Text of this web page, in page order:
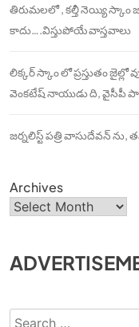
తిరుమలలో , కల్తీ నెయ్యి స్కాం
కాదు….విస్తుపోయే వాస్తవాలు
లిక్కర్ స్కాం లో ప్రస్తుతం
వెంకటేష్ నాయుడు ది, వైసీపీ
జర్నలిస్ట్ పత్రి వాసుదేవన్
Archives
Search